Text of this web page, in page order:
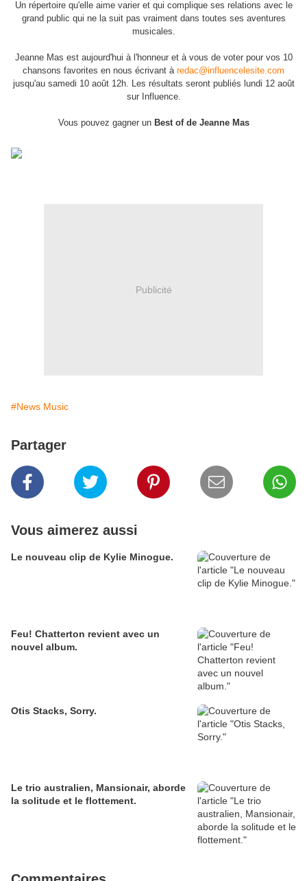
Un répertoire qu'elle aime varier et qui complique ses relations avec le
grand public qui ne la suit pas vraiment dans toutes ses aventures
musicales.
Jeanne Mas est aujourd'hui à l'honneur et à vous de voter pour vos 10
chansons favorites en nous écrivant à redac@influencelesite.com
jusqu'au samedi 10 août 12h. Les résultats seront publiés lundi 12 août
sur Influence.
Vous pouvez gagner un Best of de Jeanne Mas
Publicité
#News Music
Partager
Vous aimerez aussi
Le nouveau clip de Kylie Minogue.
Feu! Chatterton revient avec un
nouvel album.
Otis Stacks, Sorry.
Le trio australien, Mansionair, aborde
la solitude et le flottement.